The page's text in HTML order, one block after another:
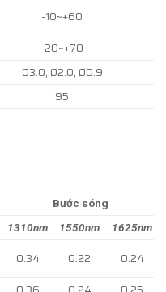
-10~+60
-20~+70
Ø3.0, Ø2.0, Ø0.9
95
Bước sóng
1310nm
1550nm 1625nm
0.34 0.22
0.24